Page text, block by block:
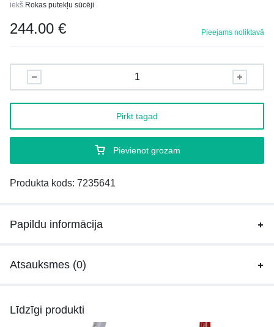
iekš Rokas putekļu sūcēji
244.00 € Pieejams noliktavā
Pievienot grozam
Pirkt tagad
Produkta kods: 7235641
Papildu informācija
Atsauksmes (0)
Līdzīgi produkti